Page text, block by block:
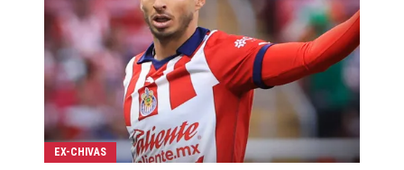
EX-CHIVAS